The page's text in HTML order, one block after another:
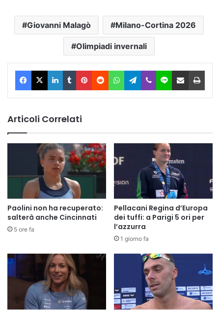
Giovanni Malagò Milano-Cortina 2026
Olimpiadi invernali
Facebook
X LinkedIn
TumblrPinterest
RedditWhatsAppTelegram
ViberLine Condividi via Email
Articoli Correlati
Paolini non ha recuperato:
salterà anche Cincinnati
5 ore fa
Pellacani Regina d’Europa
dei tuffi: a Parigi 5 ori per
l’azzurra
1 giorno fa